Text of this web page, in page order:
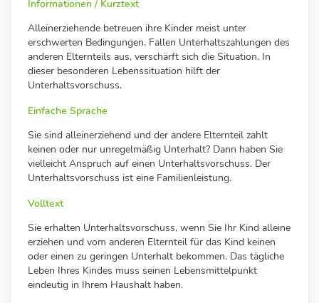
Informationen / Kurztext
Alleinerziehende betreuen ihre Kinder meist unter
erschwerten Bedingungen. Fallen Unterhaltszahlungen des
anderen Elternteils aus, verschärft sich die Situation. In
dieser besonderen Lebenssituation hilft der
Unterhaltsvorschuss.
Einfache Sprache
Sie sind alleinerziehend und der andere Elternteil zahlt
keinen oder nur unregelmäßig Unterhalt? Dann haben Sie
vielleicht Anspruch auf einen Unterhaltsvorschuss. Der
Unterhaltsvorschuss ist eine Familienleistung.
Volltext
Sie erhalten Unterhaltsvorschuss, wenn Sie Ihr Kind alleine
erziehen und vom anderen Elternteil für das Kind keinen
oder einen zu geringen Unterhalt bekommen. Das tägliche
Leben Ihres Kindes muss seinen Lebensmittelpunkt
eindeutig in Ihrem Haushalt haben.